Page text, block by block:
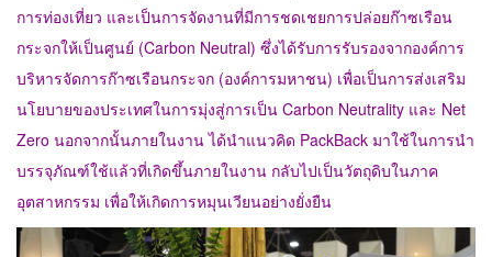
การท่องเที่ยว และเป็นการจัดงานที่มีการชดเชยการปล่อยก๊าซเรือน
กระจกให้เป็นศูนย์ (Carbon Neutral) ซึ่งได้รับการรับรองจากองค์การ
บริหารจัดการก๊าซเรือนกระจก (องค์การมหาชน) เพื่อเป็นการส่งเสริม
นโยบายของประเทศในการมุ่งสู่การเป็น Carbon Neutrality และ Net
Zero นอกจากนั้นภายในงาน ได้นำแนวคิด PackBack มาใช้ในการนำ
บรรจุภัณฑ์ใช้แล้วที่เกิดขึ้นภายในงาน กลับไปเป็นวัตถุดิบในภาค
อุตสาหกรรม เพื่อให้เกิดการหมุนเวียนอย่างยั่งยืน